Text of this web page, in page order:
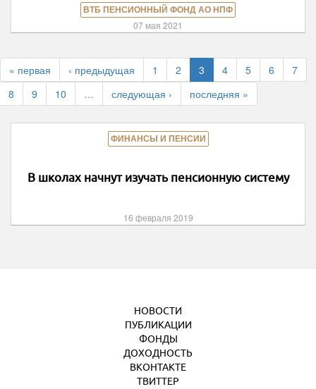
ВТБ ПЕНСИОННЫЙ ФОНД АО НПФ
07 мая 2021
« первая ‹ предыдущая 1 2 3 4 5 6
7
8
9 10 … следующая › последняя »
ФИНАНСЫ И ПЕНСИИ
В школах начнут изучать пенсионную систему
16 февраля 2019
НОВОСТИ
ПУБЛИКАЦИИ
ФОНДЫ
ДОХОДНОСТЬ
ВКОНТАКТЕ
ТВИТТЕР